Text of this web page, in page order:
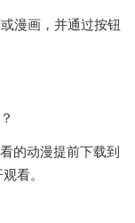
漫画，并通过按钮
的动漫提前下载到
看。